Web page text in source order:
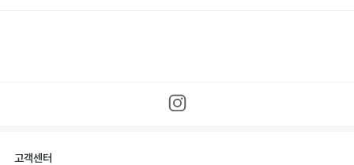
고객센터